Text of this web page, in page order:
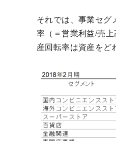
それでは、事業セグ
率（＝営業利益/売
産回転率は資産をど